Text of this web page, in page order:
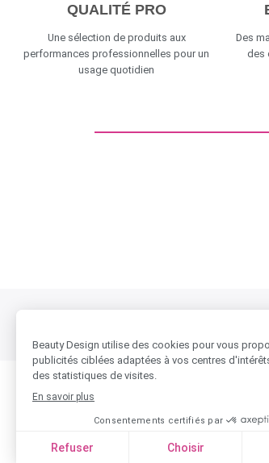
QUALITÉ PRO
Une sélection de produits aux
performances professionnelles pour un
usage quotidien
Des
des
BEAUTY-DESIGN & VOUS
Qui sommes-nous ?
Magasins